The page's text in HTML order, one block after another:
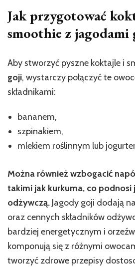
Jak przygotować
smoothie z jagodami
Aby stworzyć pyszne koktajle i
goji, wystarczy połączyć te
składnikami:
bananem,
szpinakiem,
mlekiem roślinnym lub
Można również wzbogacić
takimi jak kurkuma, co podnosi
odżywczą. Jagody goji dodają
oraz cennych składników
bardziej energetycznym i
komponują się z różnymi
tworzyć zdrowe przepisy